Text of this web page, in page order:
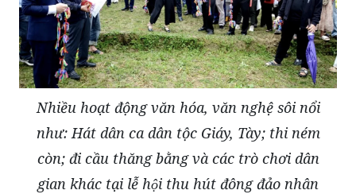
Nhiều hoạt động văn hóa, văn nghệ sôi nổi
như: Hát dân ca dân tộc Giáy, Tày; thi ném
còn; đi cầu thăng bằng và các trò chơi dân
gian khác tại lễ hội thu hút đông đảo nhân